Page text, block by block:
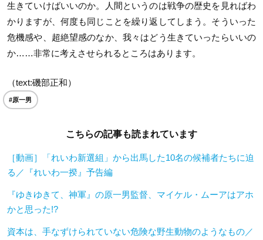
生きていけばいいのか。人間というのは戦争の歴史を見ればわ
かりますが、何度も同じことを繰り返してしまう。そういった
危機感や、超絶望感のなか、我々はどう生きていったらいいの
か……非常に考えさせられるところはあります。
（text:磯部正和）
#原一男
こちらの記事も読まれています
［動画］「れいわ新選組」から出馬した10名の候補者たちに迫
る／『れいわ一揆』予告編
『ゆきゆきて、神軍』の原一男監督、マイケル・ムーアはアホ
かと思った!?
資本は、手なずけられていない危険な野生動物のようなもの／